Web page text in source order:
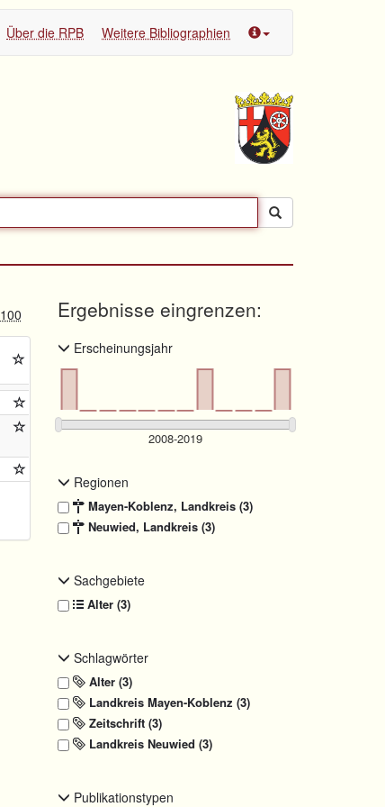
Über die RPB Weitere Bibliographien
100 Ergebnisse eingrenzen:
Erscheinungsjahr
Regionen
Mayen-Koblenz, Landkreis (3)
Neuwied, Landkreis (3)
Sachgebiete
Alter (3)
Schlagwörter
Alter (3)
Landkreis Mayen-Koblenz (3)
Zeitschrift (3)
Landkreis Neuwied (3)
Publikationstypen